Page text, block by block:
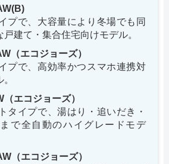
プで、大容量により冬場でも同
建て・集合住宅向けモデル。
（エコジョーズ）
プで、高効率かつスマホ連携対
エコジョーズ）
タイプで、湯はり・追いだき・
で全自動のハイグレードモデ
（エコジョーズ）